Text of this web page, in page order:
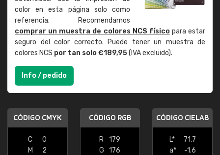
color en esta página solo como
referencia. Recomendamos
comprar un muestra de colores NCS físicopara estar
seguro del color correcto. Puede tener un muestra de
colores NCS por tan solo €189,95(IVA excluido).
Info / pedido
CÓDIGO CMYK
C
0
M
2
CÓDIGO RGB
R
179
G
176
CÓDIGO CIELAB
L*
71.7
a*
-1.6